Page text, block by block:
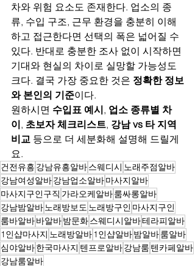
차와 위험 요소도 존재한다. 업소의 종
류, 수입 구조, 근무 환경을 충분히 이해
하고 접근한다면 선택의 폭은 넓어질 수
있다. 반대로 충분한 조사 없이 시작하면
기대와 현실의 차이로 실망할 가능성도
크다. 결국 가장 중요한 것은 정확한 정보
와 본인의 기준이다.
원하시면 수입표 예시, 업소 종류별 차
이, 초보자 체크리스트, 강남 vs 타 지역
비교 등으로 더 세분화해 설명해 드릴게
요.
건전유흥 강남유흥알바스웨디시 노래주점알바
강남여성알바강남업소알바마사지알바
마사지구인구직 가라오케알바룸싸롱알바
강남밤알바노래방보도 노래방구인 마사지구인
룸바알바바알바밤문화스웨디시알바테라피알바
1인샵마사지 노래방알바1인샵알바밤알바룸알바
심야알바한국마사지 텐프로알바강남룸 텐카페알바
강남룸알바